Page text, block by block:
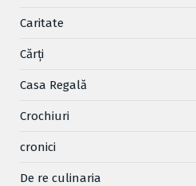
Caritate
Cărţi
Casa Regală
Crochiuri
cronici
De re culinaria